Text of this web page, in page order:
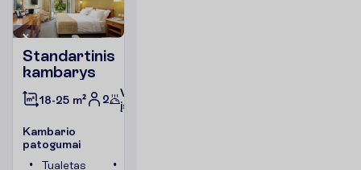
Standartinis
kambarys
18-25 m² 2
Viskas
įskaičiuota
Kambario
patogumai
Tualetas